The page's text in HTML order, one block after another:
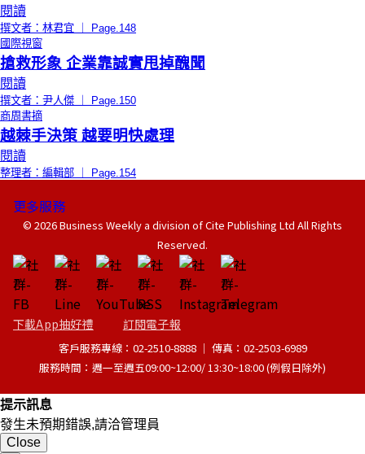
閱讀
撰文者：林君宜 ｜ Page.148
國際視窗
搶救形象 企業靠誠實甩掉醜聞
閱讀
撰文者：尹人傑 ｜ Page.150
商周書摘
越棘手決策 越要明快處理
閱讀
整理者：編輯部 ｜ Page.154
更多服務
© 2026 Business Weekly a division of Cite Publishing Ltd All Rights
Reserved.
下載App抽好禮 訂閱電子報
客戶服務專線：02-2510-8888 │ 傳真：02-2503-6989
服務時間：週一至週五09:00~12:00/ 13:30~18:00 (例假日除外)
提示訊息
發生未預期錯誤,請洽管理員
Close